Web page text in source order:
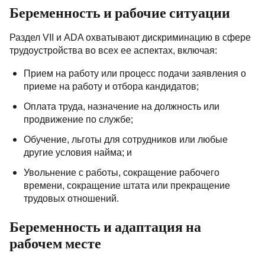
Беременность и рабочие ситуации
Раздел VII и ADA охватывают дискриминацию в сфере
трудоустройства во всех ее аспектах, включая:
Прием на работу или процесс подачи заявления о
приеме на работу и отбора кандидатов;
Оплата труда, назначение на должность или
продвижение по службе;
Обучение, льготы для сотрудников или любые
другие условия найма; и
Увольнение с работы, сокращение рабочего
времени, сокращение штата или прекращение
трудовых отношений.
Беременность и адаптация на
рабочем месте